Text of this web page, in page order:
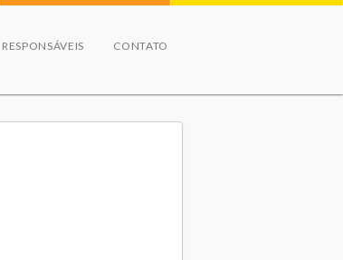
RESPONSÁVEIS CONTATO